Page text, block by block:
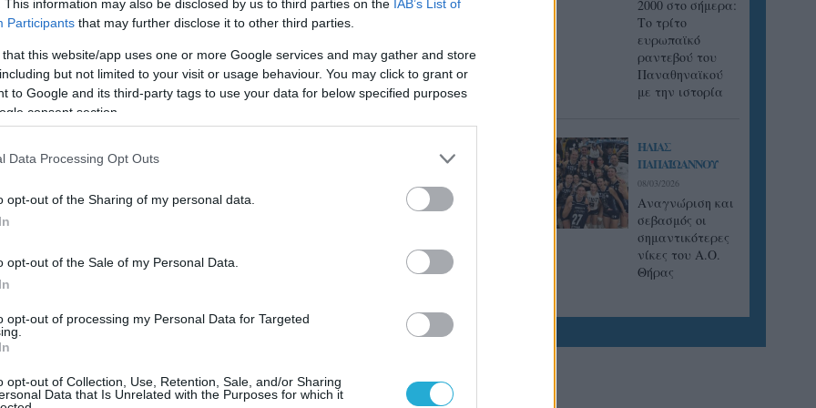
This information may also be disclosed by us to third parties on the IAB’s List of
Participants that may further disclose it to other third parties.
that this website/app uses one or more Google services and may gather and store
but not limited to your visit or usage behaviour. You may click to grant or
to Google and its third-party tags to use your data for below specified purposes
consent section.
Data Processing Opt Outs
opt-out of the Sharing of my personal data.
opt-out of the Sale of my Personal Data.
opt-out of processing my Personal Data for Targeted
opt-out of Collection, Use, Retention, Sale, and/or Sharing
Data that Is Unrelated with the Purposes for which it
Επέστρεψε στις νίκες ο Φράγκος
Τα χαμόγελα γύρισαν ξανά στην Hyundai Sky Walkers, καθώς η κορεατική
ομάδα με κορυφαίο το διεθνή μας άσος, πανηγύρισε στις 22 Οκτωβρίου
την πρώτη της φετινή επιτυχία μακριά από την έδρα της.
Πρώτο… χαστούκι για Φράγκο στην Κορέα
πρωταθλήματος, ο διεθνής μας άσος της κορεατικής Hyundai Skywalkers
Capital γνώρισε την περασμένη Τετάρτη την πρώτη του φετινή ήττα στην
2000 στο σήμερα:
Tο τρίτο
ευρωπαϊκό
ραντεβού του
Παναθηναϊκού
με την ιστορία
ΗΛΙΑΣ
ΠΑΠΑΪΩΑΝΝΟΥ
08/03/2026
Αναγνώριση και
σεβασμός οι
σημαντικότερες
νίκες του Α.Ο.
Θήρας